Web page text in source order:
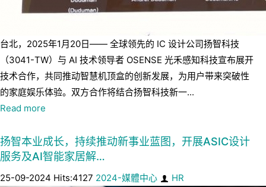
台北，2025年1月20日—— 全球领先的 IC 设计公司扬智科技
（3041-TW）与 AI 技术领导者 OSENSE 光禾感知科技宣布展开
技术合作，共同推动智慧机顶盒的创新发展，为用户带来突破性
的家庭娱乐体验。双方合作将结合扬智科技新一...
Read more
扬智本业成长，持续推动新事业蓝图，开展ASIC设计
服务及AI智能家居解…
25-09-2024 Hits:4127 2024-媒體中心 HR